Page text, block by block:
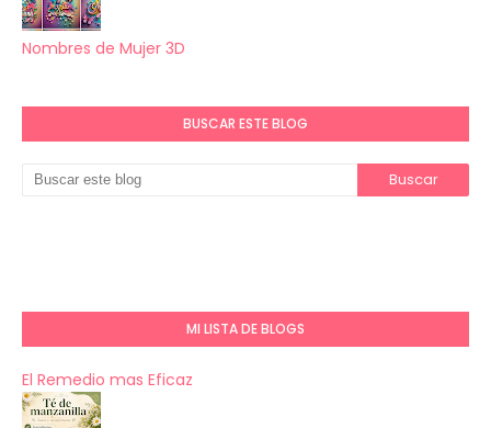
Nombres de Mujer 3D
BUSCAR ESTE BLOG
MI LISTA DE BLOGS
El Remedio mas Eficaz